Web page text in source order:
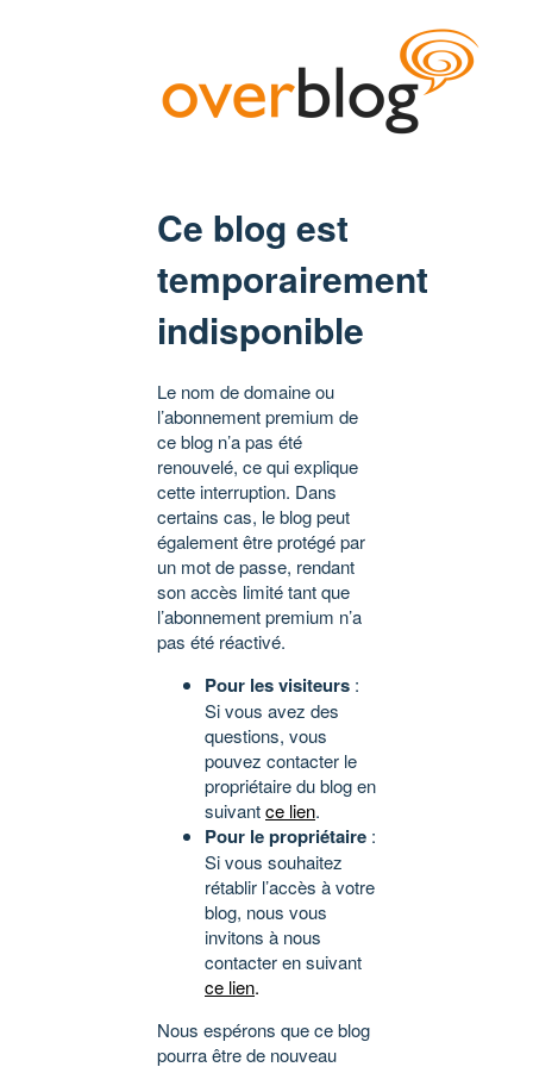
Ce blog est
temporairement
indisponible
Le nom de domaine ou
l’abonnement premium de
ce blog n’a pas été
renouvelé, ce qui explique
cette interruption. Dans
certains cas, le blog peut
également être protégé par
un mot de passe, rendant
son accès limité tant que
l’abonnement premium n’a
pas été réactivé.
Pour les visiteurs :
Si vous avez des
questions, vous
pouvez contacter le
propriétaire du blog en
suivantce lien.
Pour le propriétaire :
Si vous souhaitez
rétablir l’accès à votre
blog, nous vous
invitons à nous
contacter en suivant
ce lien.
Nous espérons que ce blog
pourra être de nouveau